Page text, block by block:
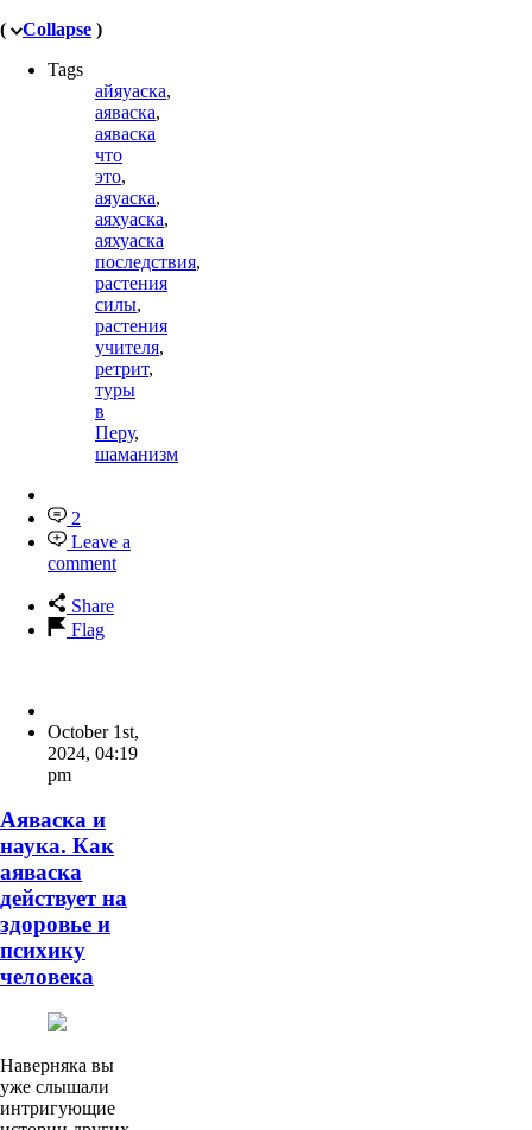
(
Collapse )
Tags
айяуаска,
аяваска,
аяваска
что
это,
аяуаска,
аяхуаска,
аяхуаска
последствия,
растения
силы,
растения
учителя,
ретрит,
туры
в
Перу,
шаманизм
2
Leave a
comment
Share
Flag
October 1st,
2024, 04:19
pm
Аяваска и
наука. Как
аяваска
действует на
здоровье и
психику
человека
Наверняка вы
уже слышали
интригующие